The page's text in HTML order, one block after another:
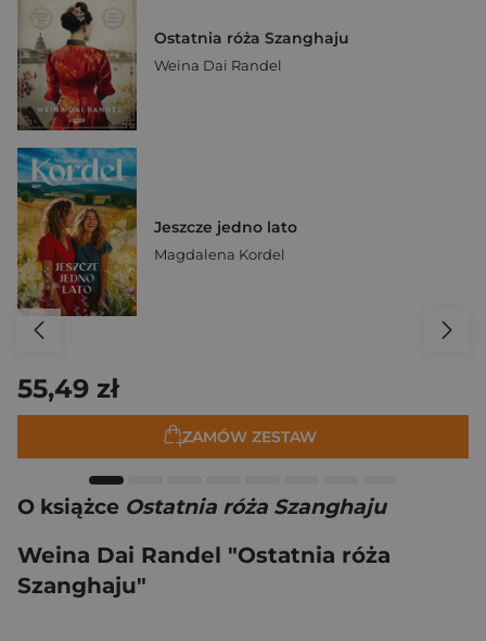
Ostatnia róża Szanghaju
Weina Dai Randel
Jeszcze jedno lato
Magdalena Kordel
55,49 zł
ZAMÓW ZESTAW
O książce Ostatnia róża Szanghaju
Weina Dai Randel "Ostatnia róża
Szanghaju"